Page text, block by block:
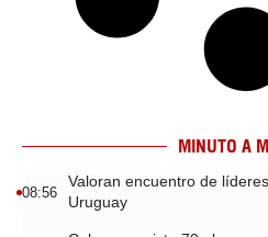
MINUTO A
08:56
Valoran encuentro de
Uruguay